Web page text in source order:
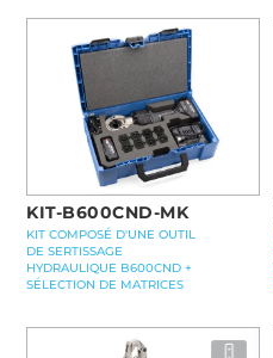
KIT-B600CND-MK
KIT COMPOSÉ D'UNE OUTIL
DE SERTISSAGE
HYDRAULIQUE B600CND +
SÉLECTION DE MATRICES